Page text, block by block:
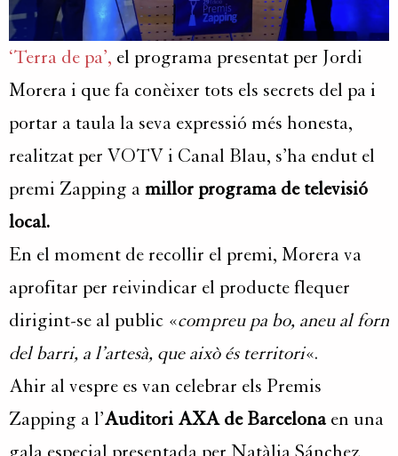
‘Terra de pa’, el programa presentat per Jordi
Morera i que fa conèixer tots els secrets del pa i
portar a taula la seva expressió més honesta,
realitzat per VOTV i Canal Blau, s’ha endut el
premi Zapping a millor programa de televisió
local.
En el moment de recollir el premi, Morera va
aprofitar per reivindicar el producte flequer
dirigint-se al public «compreu pa bo, aneu al forn
del barri, a l’artesà, que això és territori«.
Ahir al vespre es van celebrar els Premis
Zapping a l’Auditori AXA de Barcelonaen una